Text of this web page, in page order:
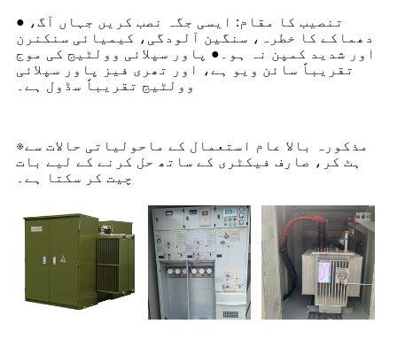
● تنصیب کا مقام: ایسی جگہ نصب کریں جہاں آگ،
دھماکے کا خطرہ، سنگین آلودگی، کیمیائی سنکنرن
اور شدید کمپن نہ ہو۔● پاور سپلائی وولٹیج کی موج
تقریباً سائن ویو ہے، اور تھری فیز پاور سپلائی
وولٹیج تقریباً سڈول ہے۔
※مذکورہ بالا عام استعمال کے ماحولیاتی حالات سے
ہٹ کر، صارف فیکٹری کے ساتھ حل کرنے کے لیے بات
چیت کر سکتا ہے۔